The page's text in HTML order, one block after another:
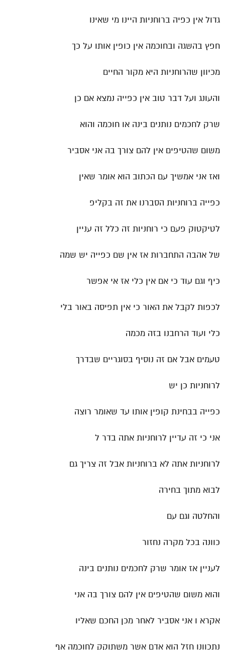
גדול אין כפיה ברוחניות היינו מי שאינו
חפץ בהשגה ובחוכמה אין כופין אותו על כך
מכיוון שהרוחניות היא מקור החיים
והעונג ועל דבר טוב אין כפייה נמצא אם כן
שרק לחכמים נותנים בינה או חוכמה והוא
משום שהטיפים אין להם צורך בה אני אסביר
ואז אני אמשיך עם הכתוב הוא אומר שאין
כפייה ברוחניות הסברנו את זה בקליפ
לטיקטוק פעם כי רוחניות זה כלל זה עניין
של אהבה התחברות אז אין שם כפייה יש שמה
כיף וגם עוד כי אם אין כלי אז אי אפשר
לכפות לקבל את האור כי אין תפיסה באור בלי
כלי ועוד הרחבנו בזה מכמה
טעמים אבל אם זה נוסיף בסוגריים שבדרך
לרוחניות כן יש
כפייה בבחינת קופין אותו עד שאומר רוצה
אני כי זה עדיין לרוחניות אתה בדר ל
לרוחניות אתה לא ברוחניות אבל זה צריך גם
לבוא מתוך בחירה
והחלטה וגם עם
כוונה בכל מקרה נחזור
לעניין אז אומר שרק לחכמים נותנים בינה
והוא משום שהטיפים אין להם צורך בה אני
אקרא ו אני אסביר לאחר מכן החכם שאליו
נתכוונו חזל הוא אדם אשר משתוקק לחוכמה אף